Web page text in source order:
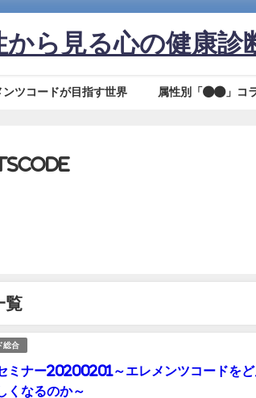
ら見る心の健康診
ンツコードが目指す世界 属性別「●●」コ
総合
ミナー20200201～エレメンツコードを
くなるのか～